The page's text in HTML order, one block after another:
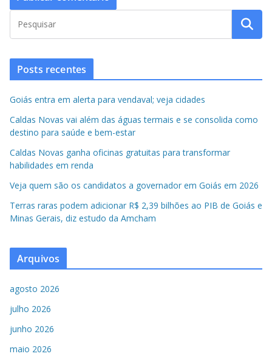
Posts recentes
Goiás entra em alerta para vendaval; veja cidades
Caldas Novas vai além das águas termais e se consolida como
destino para saúde e bem-estar
Caldas Novas ganha oficinas gratuitas para transformar
habilidades em renda
Veja quem são os candidatos a governador em Goiás em 2026
Terras raras podem adicionar R$ 2,39 bilhões ao PIB de Goiás e
Minas Gerais, diz estudo da Amcham
Arquivos
agosto 2026
julho 2026
junho 2026
maio 2026